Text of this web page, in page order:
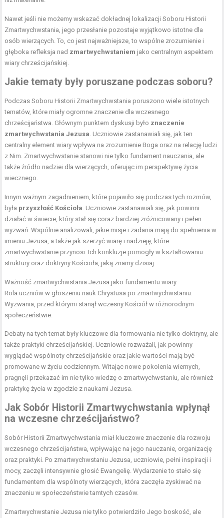
Nawet jeśli nie możemy wskazać dokładnej lokalizacji Soboru Historii
Zmartwychwstania, jego przesłanie pozostaje wyjątkowo istotne dla
osób wierzących. To, co jest najważniejsze, to wspólne zrozumienie i
głęboka refleksja nad zmartwychwstaniem jako centralnym aspektem
wiary chrześcijańskiej.
Jakie tematy były poruszane podczas soboru?
Podczas Soboru Historii Zmartwychwstania poruszono wiele istotnych
tematów, które miały ogromne znaczenie dla wczesnego
chrześcijaństwa. Głównym punktem dyskusji było znaczenie
zmartwychwstania Jezusa . Uczniowie zastanawiali się, jak ten
centralny element wiary wpływa na zrozumienie Boga oraz na relację ludzi
z Nim. Zmartwychwstanie stanowi nie tylko fundament nauczania, ale
także źródło nadziei dla wierzących, oferując im perspektywę życia
wiecznego.
Innym ważnym zagadnieniem, które pojawiło się podczas tych rozmów,
była przyszłość Kościoła . Uczniowie zastanawiali się, jak powinni
działać w świecie, który stał się coraz bardziej zróżnicowany i pełen
wyzwań. Wspólnie analizowali, jakie misje i zadania mają do spełnienia w
imieniu Jezusa, a także jak szerzyć wiarę i nadzieję, które
zmartwychwstanie przynosi. Ich konkluzje pomogły w kształtowaniu
struktury oraz doktryny Kościoła, jaką znamy dzisiaj.
Ważność zmartwychwstania Jezusa jako fundamentu wiary.
Rola uczniów w głoszeniu nauk Chrystusa po zmartwychwstaniu.
Wyzwania, przed którymi stanął wczesny Kościół w różnorodnym
społeczeństwie.
Debaty na tych temat były kluczowe dla formowania nie tylko doktryny, ale
także praktyki chrześcijańskiej. Uczniowie rozważali, jak powinny
wyglądać wspólnoty chrześcijańskie oraz jakie wartości mają być
promowane w życiu codziennym. Witając nowe pokolenia wiernych,
pragnęli przekazać im nie tylko wiedzę o zmartwychwstaniu, ale również
praktykę życia w zgodzie z naukami Jezusa.
Jak Sobór Historii Zmartwychwstania wpłynął
na wczesne chrześcijaństwo?
Sobór Historii Zmartwychwstania miał kluczowe znaczenie dla rozwoju
wczesnego chrześcijaństwa, wpływając na jego nauczanie, organizację
oraz praktyki. Po zmartwychwstaniu Jezusa, uczniowie, pełni inspiracji i
mocy, zaczęli intensywnie głosić Ewangelię. Wydarzenie to stało się
fundamentem dla wspólnoty wierzących, która zaczęła zyskiwać na
znaczeniu w społeczeństwie tamtych czasów.
Zmartwychwstanie Jezusa nie tylko potwierdziło Jego boskość, ale